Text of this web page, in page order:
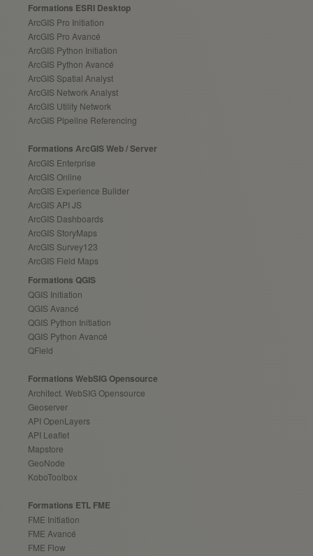
Formations ESRI Desktop
ArcGIS Pro Initiation
ArcGIS Pro Avancé
ArcGIS Python Initiation
ArcGIS Python Avancé
ArcGIS Spatial Analyst
ArcGIS Network Analyst
ArcGIS Utility Network
ArcGIS Pipeline Referencing
Formations ArcGIS Web / Server
ArcGIS Enterprise
ArcGIS Online
ArcGIS Experience Builder
ArcGIS API JS
ArcGIS Dashboards
ArcGIS StoryMaps
ArcGIS Survey123
ArcGIS Field Maps
Formations QGIS
QGIS Initiation
QGIS Avancé
QGIS Python Initiation
QGIS Python Avancé
QField
Formations WebSIG Opensource
Architect. WebSIG Opensource
Geoserver
API OpenLayers
API Leaflet
Mapstore
GeoNode
KoboToolbox
Formations ETL FME
FME Initiation
FME Avancé
FME Flow